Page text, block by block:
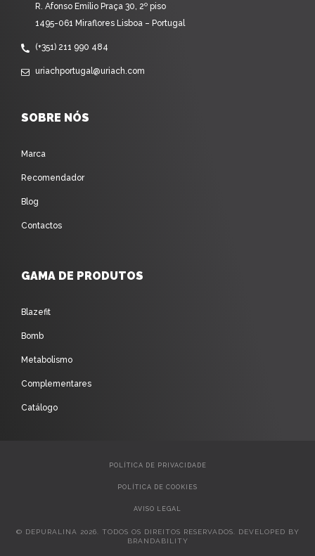
R. Afonso Emílio Praça 30, 2º piso
1495-061 Miraflores Lisboa – Portugal
(+351) 211 990 484
uriachportugal@uriach.com
SOBRE NÓS
Marca
Recomendador
Blog
Contactos
GAMA DE PRODUTOS
Blazefit
Bomb
Metabolismo
Complementares
Catálogo
© DEPURALINA 2026. TODOS OS DIREITOS RESERVADOS. DEVELOPED BY
BRANDABILITY
POLÍTICA DE PRIVACIDADE
POLÍTICA DE COOKIES
AVISO LEGAL